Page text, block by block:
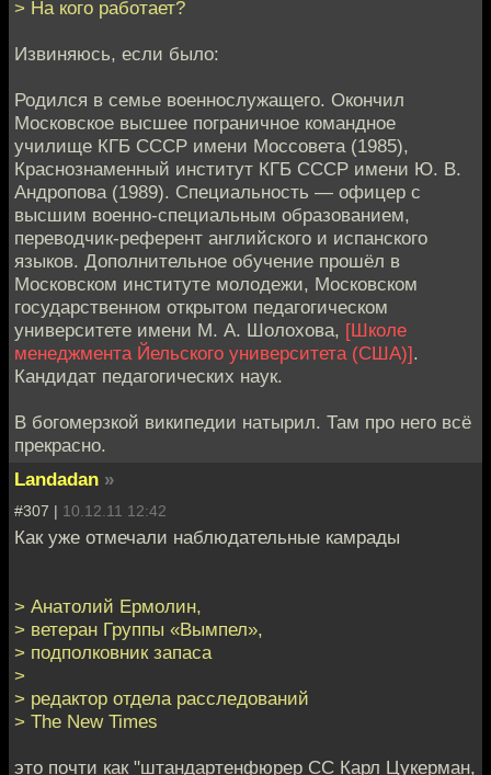
> На кого работает?
Извиняюсь, если было:
Родился в семье военнослужащего. Окончил
Московское высшее пограничное командное
училище КГБ СССР имени Моссовета (1985),
Краснознаменный институт КГБ СССР имени Ю. В.
Андропова (1989). Специальность — офицер с
высшим военно-специальным образованием,
переводчик-референт английского и испанского
языков. Дополнительное обучение прошёл в
Московском институте молодежи, Московском
государственном открытом педагогическом
университете имени М. А. Шолохова, [Школе
менеджмента Йельского университета (США)].
Кандидат педагогических наук.
В богомерзкой википедии натырил. Там про него всё
прекрасно.
Landadan »
#307 | 10.12.11 12:42
Как уже отмечали наблюдательные камрады
> Анатолий Ермолин,
> ветеран Группы «Вымпел»,
> подполковник запаса
>
> редактор отдела расследований
> The New Times
это почти как "штандартенфюрер СС Карл Цукерман,